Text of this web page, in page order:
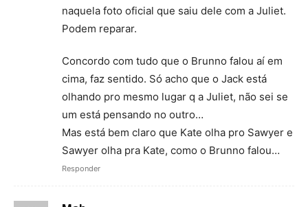
naquela foto oficial que saiu dele com a Juliet.
Podem reparar.
Concordo com tudo que o Brunno falou aí em
cima, faz sentido. Só acho que o Jack está
olhando pro mesmo lugar q a Juliet, não sei se
um está pensando no outro…
Mas está bem claro que Kate olha pro Sawyer e
Sawyer olha pra Kate, como o Brunno falou…
Responder